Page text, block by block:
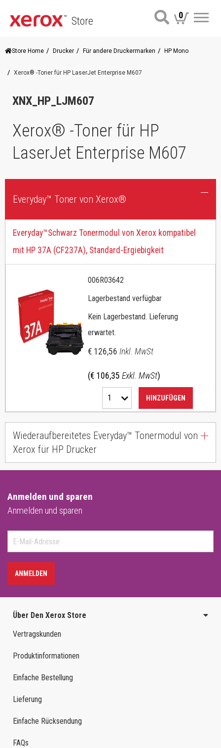
Store 0
Store Home Drucker Für andere Druckermarken HP Mono
Xerox® -Toner für HP LaserJet Enterprise M607
XNX_HP_LJM607
Xerox® -Toner für HP
LaserJet Enterprise M607
Everyday™ Toner von Xerox®
Everyday™Schwarz Tonermodul von Xerox kompatibel
mit HP 37A (CF237A), Standard-Ergiebigkeit
006R03642
Lagerbestand verfügbar
Kein Lagerbestand. Lieferung
erwartet.
€ 126,56 Inkl. MwSt
(€ 106,35 Exkl. MwSt)
1 HINZUFÜGEN
Wiederaufbereitetes Everyday™ Tonermodul von
Xerox für HP Drucker
Anmelden und sparen
Anmelden und sparen
ANMELDEN
Über Den Xerox Store
Vertragskunden
Produktinformationen
Einfache Bestellung
Lieferung
Einfache Rücksendung
FAQs